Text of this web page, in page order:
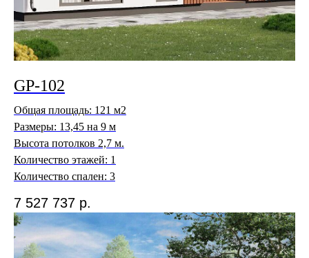
GP-102
Общая площадь: 121 м2
Размеры: 13,45 на 9 м
Высота потолков 2,7 м.
Количество этажей: 1
Количество спален: 3
7 527 737 р.